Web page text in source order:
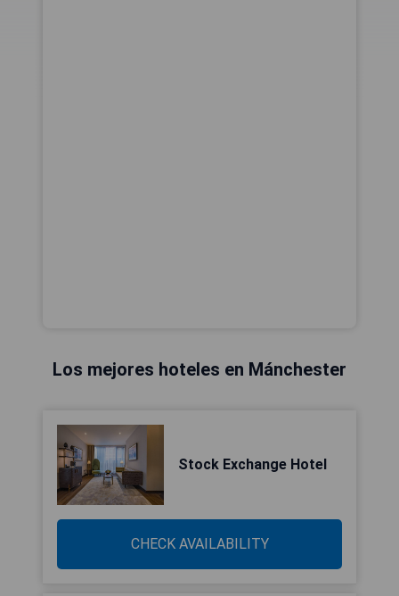
Los mejores hoteles en Mánchester
Stock Exchange Hotel
CHECK AVAILABILITY